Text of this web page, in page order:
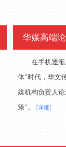
华媒高端
在手机逐渐
体”时代，华文
媒机构负责人
策”。 [详细]